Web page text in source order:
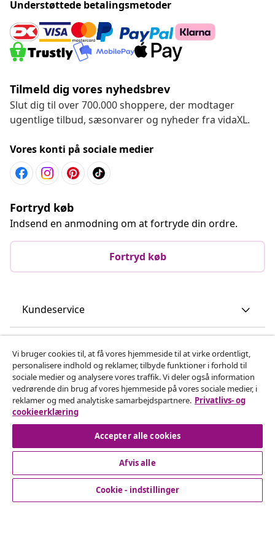
Understøttede betalingsmetoder
Tilmeld dig vores nyhedsbrev
Slut dig til over 700.000 shoppere, der modtager
ugentlige tilbud, sæsonvarer og nyheder fra vidaXL.
Vores konti på sociale medier
Fortryd køb
Indsend en anmodning om at fortryde din ordre.
Fortryd køb
Kundeservice
vidaXL
Opdag mere
Vi bruger cookies til, at få vores hjemmeside til at virke ordentligt,
personalisere indhold og reklamer, tilbyde funktioner i forhold til
sociale medier og analysere vores traffik. Vi deler også information
vedrørende din brug af vores hjemmeside på vores sociale medier, i
reklamer og med analytiske samarbejdspartnere. Privatlivs- og
cookieerklæring
Accepter alle cookies
Afvis alle
Cookie - indstillinger